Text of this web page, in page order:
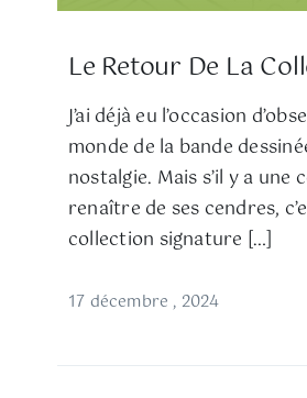
Le Retour De La
J’ai déjà eu l’occasion
monde de la bande
nostalgie. Mais s’il y a une
renaître de ses cendres,
collection signature […]
17 décembre , 2024